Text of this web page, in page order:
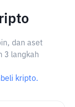
dan aset
3 langkah
kripto.